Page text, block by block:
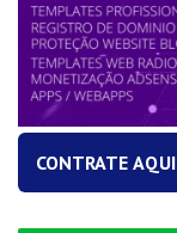
CONTRATE AQUI